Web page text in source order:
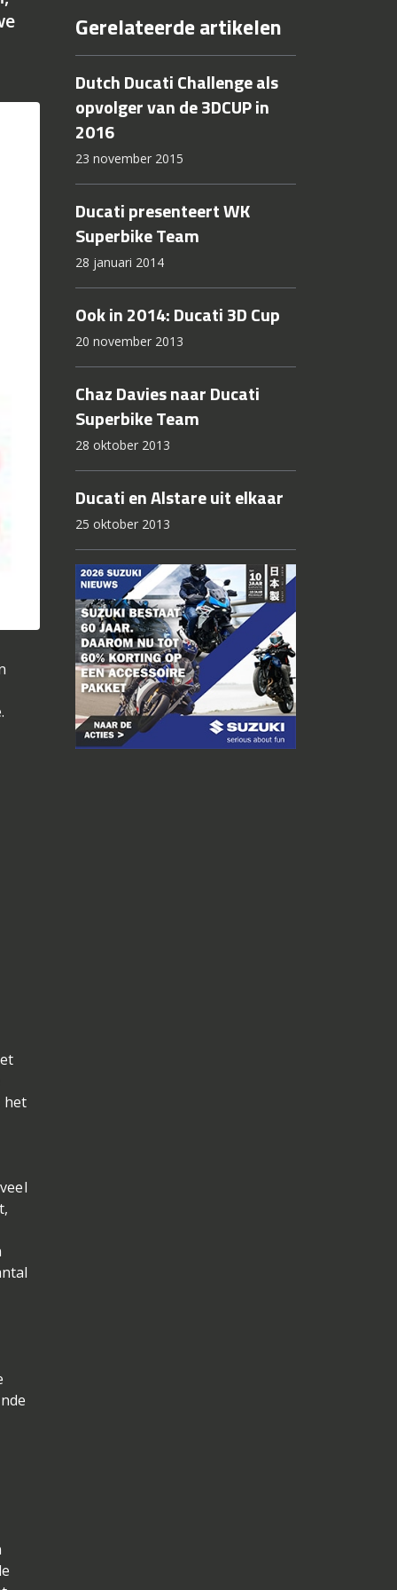
het
Gerelateerde artikelen
Dutch Ducati Challenge als
opvolger van de 3DCUP in
2016
23 november 2015
Ducati presenteert WK
Superbike Team
28 januari 2014
Ook in 2014: Ducati 3D Cup
20 november 2013
Chaz Davies naar Ducati
Superbike Team
28 oktober 2013
Ducati en Alstare uit elkaar
25 oktober 2013